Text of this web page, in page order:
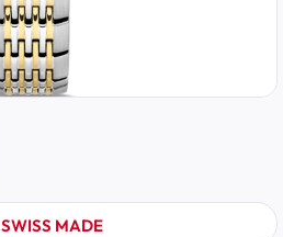
SWISS MADE